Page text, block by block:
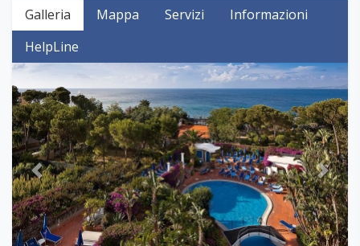
Galleria Mappa Servizi
Informazioni
HelpLine
Previous Next